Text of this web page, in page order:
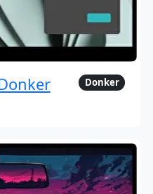
Donker